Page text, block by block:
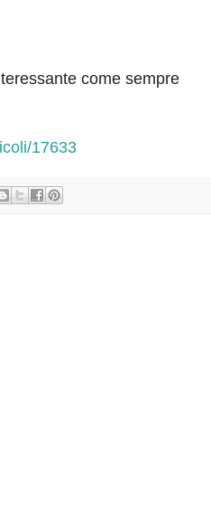
come sempre
17633